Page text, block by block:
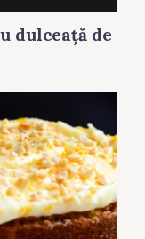
dulceaţă de